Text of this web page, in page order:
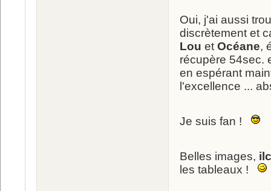
Oui, j'ai aussi
discrètement et
Lou et Océane,
récupère 54sec.
en espérant
l'excellence ...
Je suis fan !
Belles images,
les tableaux !